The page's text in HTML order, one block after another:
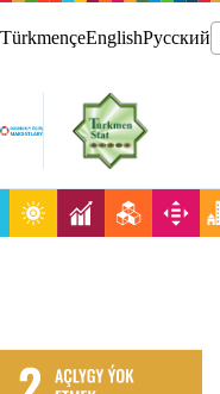
TürkmençeEnglishРусский